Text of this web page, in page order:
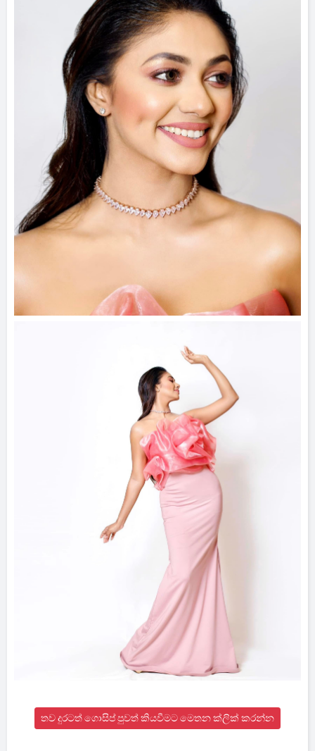
තව දුරටත් ගොසිප් පුවත් කියවීමට මෙතන ක්ලික් කරන්න